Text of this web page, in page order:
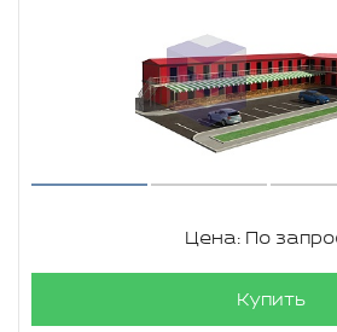
Цена: По
Купить